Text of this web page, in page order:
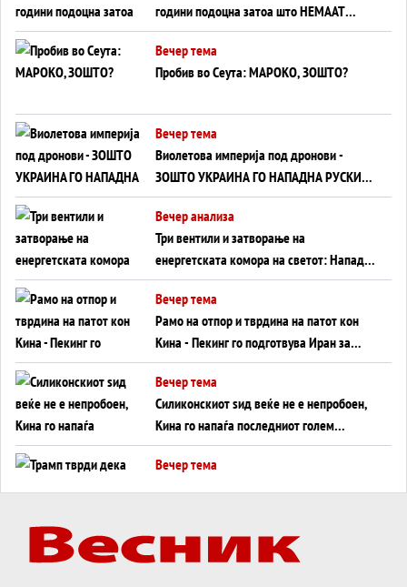
години подоцна затоа што НЕМААТ
ВНУЦИ ДА ГИ ЗАМЕНАТ
Вечер тема
Пробив во Сеута: МАРОКО, ЗОШТО?
Вечер тема
Виолетова империја под дронови -
ЗОШТО УКРАИНА ГО НАПАДНА РУСКИОТ
WILDBERRIES
Вечер анализа
Три вентили и затворање на
енергетската комора на светот: Нападот
во Суец најавува глобален енергетски
инфаркт?
Вечер тема
Рамо на отпор и тврдина на патот кон
Кина - Пекинг го подготвува Иран за
американска копнена инвазија
Вечер тема
Силиконскиот ѕид веќе не е непробоен,
Кина го напаѓа последниот голем
монопол на Западот?
Вечер тема
Вечер тема
ДЛАБОКО УДОЛУ: Сметководствените